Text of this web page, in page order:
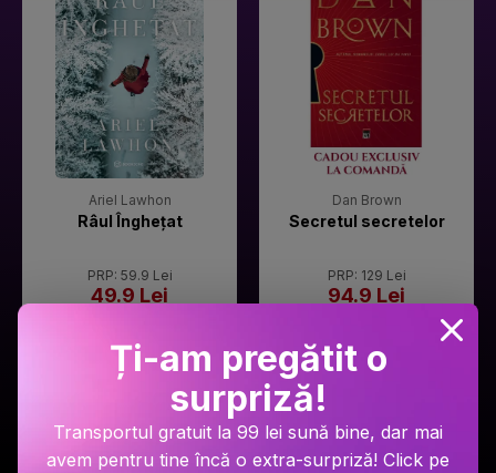
Ariel Lawhon
Râul Înghețat
PRP: 59.9 Lei
49.9 Lei
Adaugă în coș
Dan Brown
Secretul secretelor
PRP: 129 Lei
94.9 Lei
Ți-am pregătit o
surpriză!
Transportul gratuit la 99 lei sună bine, dar mai
avem pentru tine încă o extra-surpriză! Click pe